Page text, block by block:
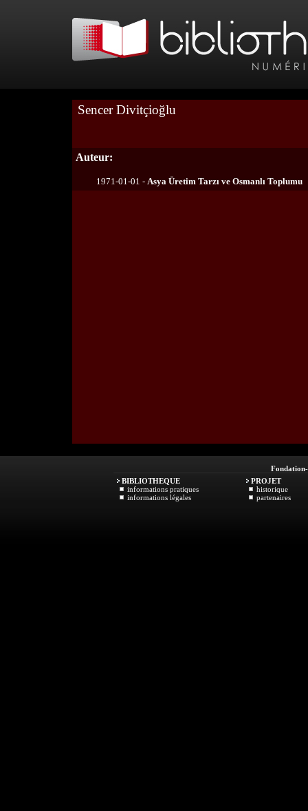
Sencer Divitçioğlu
Auteur:
1971-01-01 - Asya Üretim Tarzı ve Osmanlı Toplumu
Fondation
BIBLIOTHEQUE
informations pratiques
informations légales
PROJET
historique
partenaires